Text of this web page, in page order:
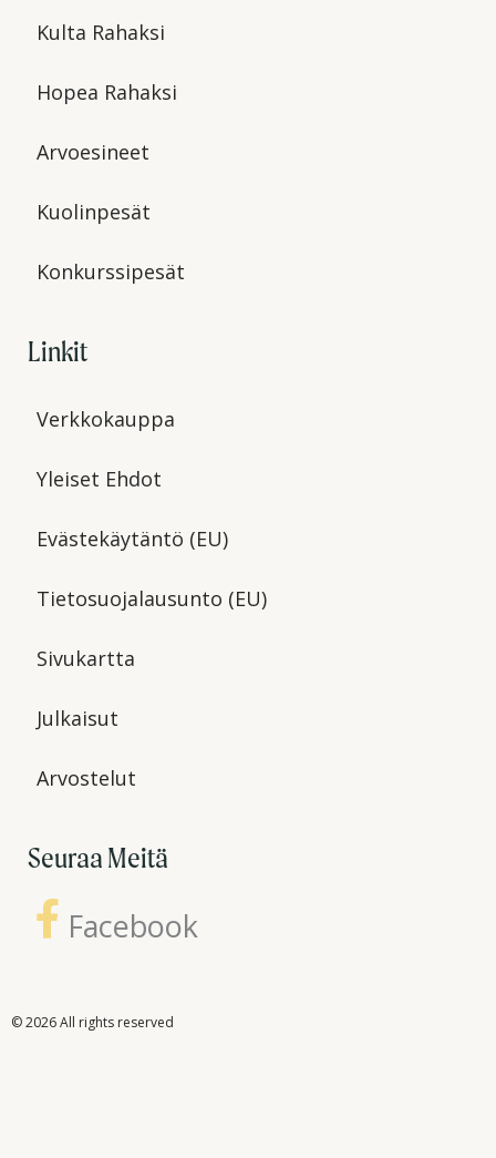
Kulta Rahaksi
Hopea Rahaksi
Arvoesineet
Kuolinpesät
Konkurssipesät
Linkit
Verkkokauppa
Yleiset Ehdot
Evästekäytäntö (EU)
Tietosuojalausunto (EU)
Sivukartta
Julkaisut
Arvostelut
Seuraa Meitä
Facebook
© 2026 All rights reserved